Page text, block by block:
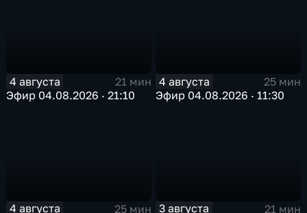
4 августа
21 мин
Эфир 04.08.2026 · 21:10
4 августа
25 мин
Эфир 04.08.2026 · 11:30
4 августа 25 мин 3 августа 21 мин